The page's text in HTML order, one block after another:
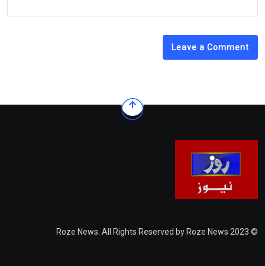
Leave a Comment
© 2023 Roze News. All Rights Reserved by Roze News